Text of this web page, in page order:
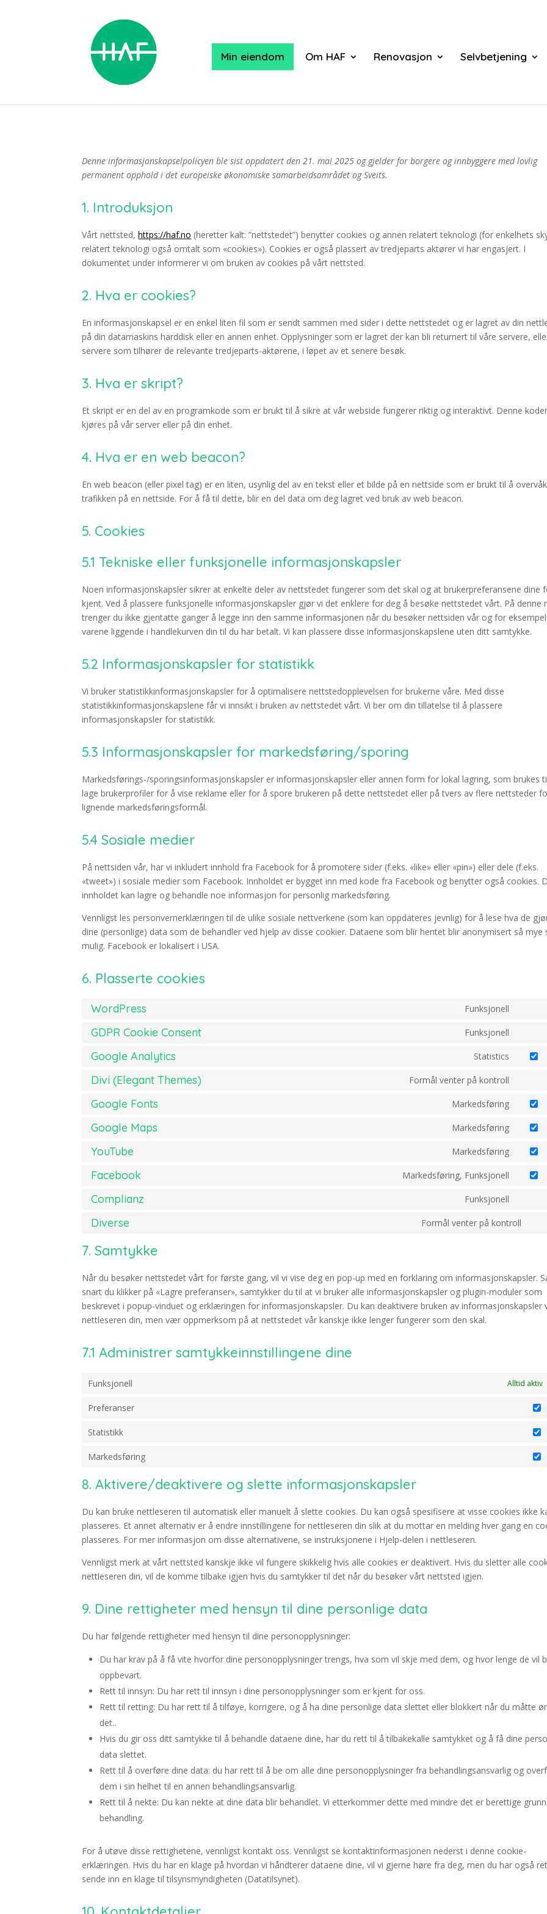
Min eiendom Om HAF Renovasjon Selvbetjening
Denne informasjonskapselpolicyen ble sist oppdatert den 21. mai 2025 og gjelder for borgere og innbyggere med lovlig
permanent opphold i det europeiske økonomiske samarbeidsområdet og Sveits.
1. Introduksjon
Vårt nettsted,https://haf.no (heretter kalt: ”nettstedet”) benytter cookies og annen relatert teknologi (for enkelhets
relatert teknologi også omtalt som «cookies»). Cookies er også plassert av tredjeparts aktører vi har engasjert. I
dokumentet under informerer vi om bruken av cookies på vårt nettsted.
2. Hva er cookies?
En informasjonskapsel er en enkel liten fil som er sendt sammen med sider i dette nettstedet og er lagret av din
på din datamaskins harddisk eller en annen enhet. Opplysninger som er lagret der kan bli returnert til våre servere,
servere som tilhører de relevante tredjeparts-aktørene, i løpet av et senere besøk.
3. Hva er skript?
Et skript er en del av en programkode som er brukt til å sikre at vår webside fungerer riktig og interaktivt. Denne
kjøres på vår server eller på din enhet.
4. Hva er en web beacon?
En web beacon (eller pixel tag) er en liten, usynlig del av en tekst eller et bilde på en nettside som er brukt til å
trafikken på en nettside. For å få til dette, blir en del data om deg lagret ved bruk av web beacon.
5. Cookies
5.1 Tekniske eller funksjonelle informasjonskapsler
Noen informasjonskapsler sikrer at enkelte deler av nettstedet fungerer som det skal og at brukerpreferansene dine
kjent. Ved å plassere funksjonelle informasjonskapsler gjør vi det enklere for deg å besøke nettstedet vårt. På denne
trenger du ikke gjentatte ganger å legge inn den samme informasjonen når du besøker nettsiden vår og for
varene liggende i handlekurven din til du har betalt. Vi kan plassere disse informasjonskapslene uten ditt samtykke.
5.2 Informasjonskapsler for statistikk
Vi bruker statistikkinformasjonskapsler for å optimalisere nettstedopplevelsen for brukerne våre. Med disse
statistikkinformasjonskapslene får vi innsikt i bruken av nettstedet vårt. Vi ber om din tillatelse til å plassere
informasjonskapsler for statistikk.
5.3 Informasjonskapsler for markedsføring/sporing
Markedsførings-/sporingsinformasjonskapsler er informasjonskapsler eller annen form for lokal lagring, som brukes
lage brukerprofiler for å vise reklame eller for å spore brukeren på dette nettstedet eller på tvers av flere nettsteder
lignende markedsføringsformål.
5.4 Sosiale medier
På nettsiden vår, har vi inkludert innhold fra Facebook for å promotere sider (f.eks. «like» eller «pin») eller dele (f.eks.
«tweet») i sosiale medier som Facebook. Innholdet er bygget inn med kode fra Facebook og benytter også cookies.
innholdet kan lagre og behandle noe informasjon for personlig markedsføring.
Vennligst les personvernerklæringen til de ulike sosiale nettverkene (som kan oppdateres jevnlig) for å lese hva de
dine (personlige) data som de behandler ved hjelp av disse cookier. Dataene som blir hentet blir anonymisert så mye
mulig. Facebook er lokalisert i USA.
6. Plasserte cookies
WordPress Funksjonell
GDPR Cookie Consent Funksjonell
consent
Google Analytics Statistics
Consent
google-
Divi (Elegant Themes) Formål venter på kontroll
divi-
themes)
Google Fonts Markedsføring
Consent
google-
Google Maps Markedsføring
Consent
google-
YouTube Markedsføring
Consent
Facebook Markedsføring, Funksjonell
Consent
Complianz Funksjonell
to
Diverse Formål venter på kontroll
7. Samtykke
Når du besøker nettstedet vårt for første gang, vil vi vise deg en pop-up med en forklaring om informasjonskapsler.
snart du klikker på «Lagre preferanser», samtykker du til at vi bruker alle informasjonskapsler og plugin-moduler som
beskrevet i popup-vinduet og erklæringen for informasjonskapsler. Du kan deaktivere bruken av informasjonskapsler
nettleseren din, men vær oppmerksom på at nettstedet vår kanskje ikke lenger fungerer som den skal.
7.1 Administrer samtykkeinnstillingene dine
Funksjonell Alltid aktiv
Preferanser
Statistikk
Markedsføring
8. Aktivere/deaktivere og slette informasjonskapsler
Du kan bruke nettleseren til automatisk eller manuelt å slette cookies. Du kan også spesifisere at visse cookies ikke
plasseres. Et annet alternativ er å endre innstillingene for nettleseren din slik at du mottar en melding hver gang en
plasseres. For mer informasjon om disse alternativene, se instruksjonene i Hjelp-delen i nettleseren.
Vennligst merk at vårt nettsted kanskje ikke vil fungere skikkelig hvis alle cookies er deaktivert. Hvis du sletter alle
nettleseren din, vil de komme tilbake igjen hvis du samtykker til det når du besøker vårt nettsted igjen.
9. Dine rettigheter med hensyn til dine personlige data
Du har følgende rettigheter med hensyn til dine personopplysninger:
Du har krav på å få vite hvorfor dine personopplysninger trengs, hva som vil skje med dem, og hvor lenge de vil
oppbevart.
Rett til innsyn: Du har rett til innsyn i dine personopplysninger som er kjent for oss.
Rett til retting: Du har rett til å tilføye, korrigere, og å ha dine personlige data slettet eller blokkert når du måtte
det..
Hvis du gir oss ditt samtykke til å behandle dataene dine, har du rett til å tilbakekalle samtykket og å få dine
data slettet.
Rett til å overføre dine data: du har rett til å be om alle dine personopplysninger fra behandlingsansvarlig og
dem i sin helhet til en annen behandlingsansvarlig.
Rett til å nekte: Du kan nekte at dine data blir behandlet. Vi etterkommer dette med mindre det er berettige
behandling.
For å utøve disse rettighetene, vennligst kontakt oss. Vennligst se kontaktinformasjonen nederst i denne cookie-
erklæringen. Hvis du har en klage på hvordan vi håndterer dataene dine, vil vi gjerne høre fra deg, men du har også
sende inn en klage til tilsynsmyndigheten (Datatilsynet).